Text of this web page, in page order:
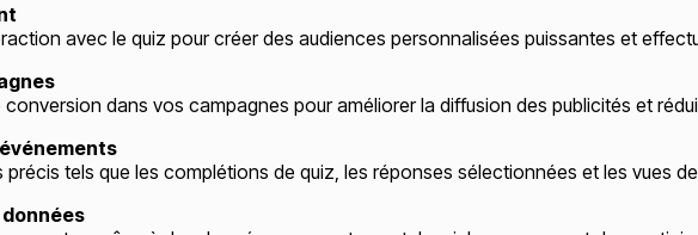
avec le quiz pour créer des audiences personnalisées puissantes et
dans vos campagnes pour améliorer la diffusion des publicités et
tels que les complétions de quiz, les réponses sélectionnées et les vues